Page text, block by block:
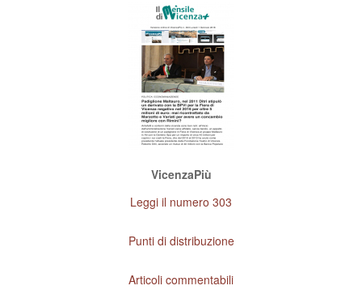
VicenzaPiù
Leggi il numero 303
Punti di distribuzione
Articoli commentabili